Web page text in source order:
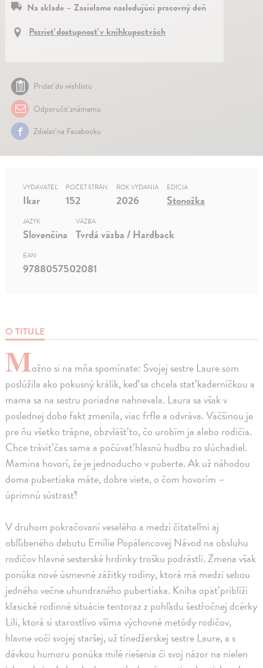
Na sklade – Zasielame nasledujúci pracovný deň
Pozrieť dostupnosť v kníhkupectvách
Pridať do wishlistu
Odporučiť známemu
Zdielať na Facebooku
O TITULE
Možno si na mňa spomínate: Svojej sestre Laure som
poslúžila ako pokusný králik, keď sa chcela stať kaderníčkou a
mama sa na sestru poriadne nahnevala. Laura sa však v
poslednej dobe fakt zmenila, viac frfle a odvráva. Väčšinou je
pre ňu všetko trápne, obzvlášť to, čo urobím ja alebo rodičia.
Chce tráviť čas sama a počúvať hlasnú hudbu zo slúchadiel.
Mamina hovorí, že je jednoducho v puberte. Ak už náhodou
doma pubertiaka máte, dobre viete, o čom hovorím –
úprimnú sústrasť!
V druhom pokračovaní veselého a medzi čitateľmi aj
obľúbeného debutu Emílie Popálencovej Návod na obsluhu
rodičov hlavné sesterské hrdinky trošku podrástli. Zmena však
ponúka nové úsmevné zážitky rodiny, ktorá má medzi sebou
jedného večne uhundraného pubertiaka. Kniha opäť priblíži
klasické rodinné situácie tentoraz z pohľadu šesťročnej dcérky
Lili, ktorá si starostlivo všíma výchovné metódy rodičov,
hlavne voči svojej staršej, už tínedžerskej sestre Laure, a s
dávkou humoru ponúka milé riešenia či svoj názor na nielen
VYDAVATEĽ
Ikar
POČET STRÁN
152
ROK VYDANIA
2026
EDÍCIA
Stonožka
JAZYK
Slovenčina
VÄZBA
Tvrdá väzba / Hardback
EAN
9788057502081